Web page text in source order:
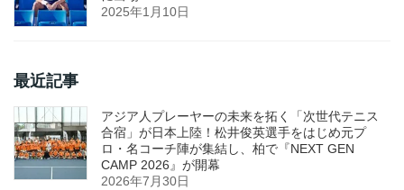
2025年1月10日
最近記事
アジア人プレーヤーの未来を拓く「次世代テニス
合宿」が日本上陸！松井俊英選手をはじめ元プ
ロ・名コーチ陣が集結し、柏で『NEXT GEN
CAMP 2026』が開幕
2026年7月30日